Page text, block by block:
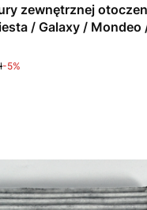
zewnętrznej
/ Galaxy / Mondeo
AU5T-12A647-AC
-5%